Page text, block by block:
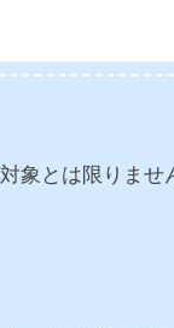
象とは限りま